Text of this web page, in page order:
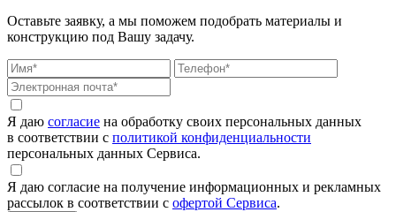
Оставьте заявку, а мы поможем подобрать материалы и
конструкцию под Вашу задачу.
Я даю согласие на обработку своих персональных данных
в соответствии с политикой конфиденциальности
персональных данных Сервиса.
Я даю согласие на получение информационных и рекламных
рассылок в соответствии с офертой Сервиса.